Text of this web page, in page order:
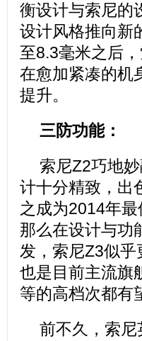
衡设计与索尼的
设计风格推向新
至8.3毫米之后
在愈加紧凑的机
提升。
三防功能：
索尼Z2巧地
计十分精致，出
之成为2014年
那么在设计与功
发，索尼Z3似
也是目前主流旗
等的高档次都有
前不久，索尼